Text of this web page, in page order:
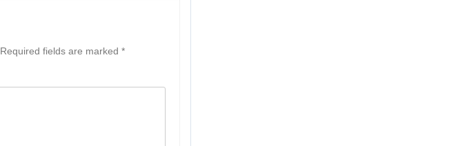
Required fields are marked *